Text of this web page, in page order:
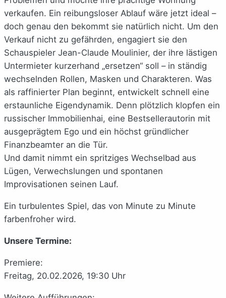
verkaufen. Ein reibungsloser Ablauf wäre jetzt ideal –
doch genau den bekommt sie natürlich nicht. Um den
Verkauf nicht zu gefährden, engagiert sie den
Schauspieler Jean-Claude Moulinier, der ihre lästigen
Untermieter kurzerhand „ersetzen“ soll – in ständig
wechselnden Rollen, Masken und Charakteren. Was
als raffinierter Plan beginnt, entwickelt schnell eine
erstaunliche Eigendynamik. Denn plötzlich klopfen ein
russischer Immobilienhai, eine Bestsellerautorin mit
ausgeprägtem Ego und ein höchst gründlicher
Finanzbeamter an die Tür.
Und damit nimmt ein spritziges Wechselbad aus
Lügen, Verwechslungen und spontanen
Improvisationen seinen Lauf.
Ein turbulentes Spiel, das von Minute zu Minute
farbenfroher wird.
Unsere Termine:
Premiere:
Freitag, 20.02.2026, 19:30 Uhr